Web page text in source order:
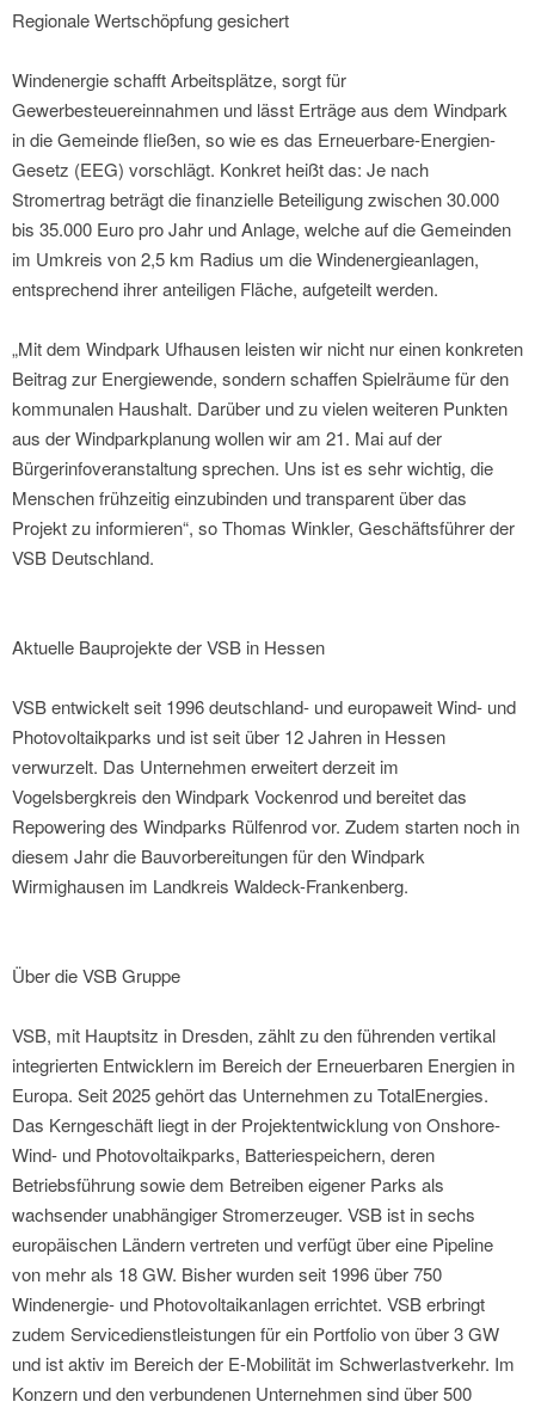
Regionale Wertschöpfung gesichert
Windenergie schafft Arbeitsplätze, sorgt für
Gewerbesteuereinnahmen und lässt Erträge aus dem Windpark
in die Gemeinde fließen, so wie es das Erneuerbare-Energien-
Gesetz (EEG) vorschlägt. Konkret heißt das: Je nach
Stromertrag beträgt die finanzielle Beteiligung zwischen 30.000
bis 35.000 Euro pro Jahr und Anlage, welche auf die Gemeinden
im Umkreis von 2,5 km Radius um die Windenergieanlagen,
entsprechend ihrer anteiligen Fläche, aufgeteilt werden.
„Mit dem Windpark Ufhausen leisten wir nicht nur einen konkreten
Beitrag zur Energiewende, sondern schaffen Spielräume für den
kommunalen Haushalt. Darüber und zu vielen weiteren Punkten
aus der Windparkplanung wollen wir am 21. Mai auf der
Bürgerinfoveranstaltung sprechen. Uns ist es sehr wichtig, die
Menschen frühzeitig einzubinden und transparent über das
Projekt zu informieren“, so Thomas Winkler, Geschäftsführer der
VSB Deutschland.
Aktuelle Bauprojekte der VSB in Hessen
VSB entwickelt seit 1996 deutschland- und europaweit Wind- und
Photovoltaikparks und ist seit über 12 Jahren in Hessen
verwurzelt. Das Unternehmen erweitert derzeit im
Vogelsbergkreis den Windpark Vockenrod und bereitet das
Repowering des Windparks Rülfenrod vor. Zudem starten noch in
diesem Jahr die Bauvorbereitungen für den Windpark
Wirmighausen im Landkreis Waldeck-Frankenberg.
Über die VSB Gruppe
VSB, mit Hauptsitz in Dresden, zählt zu den führenden vertikal
integrierten Entwicklern im Bereich der Erneuerbaren Energien in
Europa. Seit 2025 gehört das Unternehmen zu TotalEnergies.
Das Kerngeschäft liegt in der Projektentwicklung von Onshore-
Wind- und Photovoltaikparks, Batteriespeichern, deren
Betriebsführung sowie dem Betreiben eigener Parks als
wachsender unabhängiger Stromerzeuger. VSB ist in sechs
europäischen Ländern vertreten und verfügt über eine Pipeline
von mehr als 18 GW. Bisher wurden seit 1996 über 750
Windenergie- und Photovoltaikanlagen errichtet. VSB erbringt
zudem Servicedienstleistungen für ein Portfolio von über 3 GW
und ist aktiv im Bereich der E-Mobilität im Schwerlastverkehr. Im
Konzern und den verbundenen Unternehmen sind über 500